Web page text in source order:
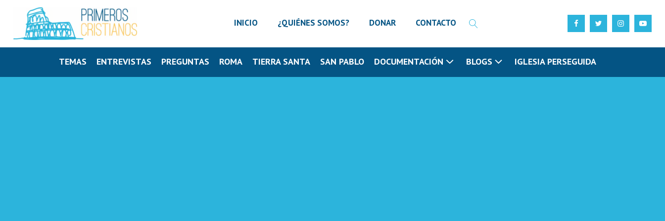
INICIO ¿QUIÉNES SOMOS? DONAR CONTACTO
TEMAS ENTREVISTAS PREGUNTAS ROMA TIERRA SANTA SAN PABLO DOCUMENTACIÓN BLOGS IGLESIA PERSEGUIDA